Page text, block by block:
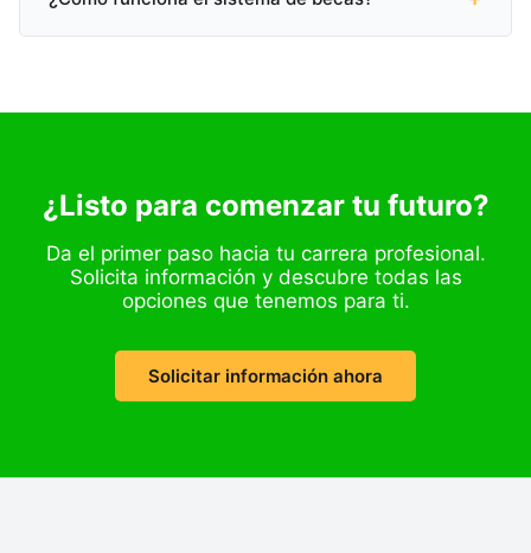
¿Listo para comenzar tu futuro?
Da el primer paso hacia tu carrera profesional.
Solicita información y descubre todas las
opciones que tenemos para ti.
Solicitar información ahora